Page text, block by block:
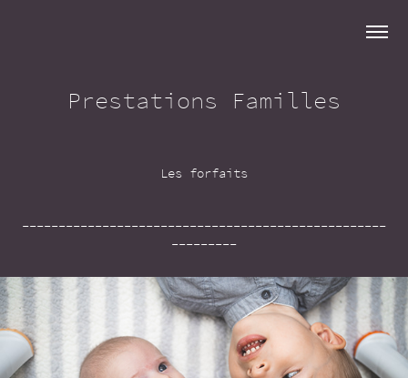
Prestations Familles
Les forfaits
--------------------------------------------------
---------